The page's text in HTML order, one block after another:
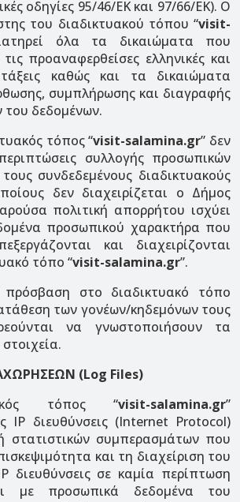
οδηγίες 95/46/ΕΚ και 97/66/ΕΚ). Ο
του διαδικτυακού τόπου “visit-
όλα τα δικαιώματα που
προαναφερθείσες ελληνικές και
καθώς και τα δικαιώματα
συμπλήρωσης και διαγραφής
δεδομένων.
τόπος “visit-salamina.gr” δεν
συλλογής προσωπικών
συνδεδεμένους διαδικτυακούς
δεν διαχειρίζεται ο Δήμος
πολιτική απορρήτου ισχύει
προσωπικού χαρακτήρα που
και διαχειρίζονται
τόπο “visit-salamina.gr”.
πρόσβαση στο διαδικτυακό τόπο
των γονέων/κηδεμόνων τους
να γνωστοποιήσουν τα
(Log Files)
τόπος “visit-salamina.gr”
IP διευθύνσεις (Internet Protocol)
στατιστικών συμπερασμάτων που
και τη διαχείριση του
διευθύνσεις σε καμία περίπτωση
με προσωπικά δεδομένα του